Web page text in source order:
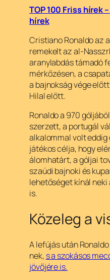
TOP 100 Friss hírek
hírek
Cristiano Ronaldo az
remekelt az al-
aranylabdás támadó
mérkőzésen, a
a bajnokság vége
Hilal előtt.
Ronaldo a 970
szerzett, a portugál
alkalommal volt eddig
játékos célja, hogy
álomhatárt, a góljai
szaúdi bajnoki és
lehetőséget kínál
is.
Közeleg a
A lefújás után
nek, s a szokásos
jövőjére is.